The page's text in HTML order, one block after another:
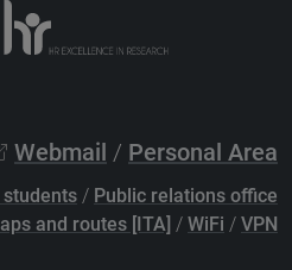
Webmail / Personal Area
students / Public relations office
and routes [ITA] / WiFi / VPN